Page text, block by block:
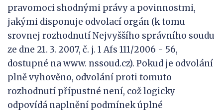
pravomoci shodnými právy a povinnostmi,
jakými disponuje odvolací orgán (k tomu
srovnej rozhodnutí Nejvyššího správního soudu
ze dne 21. 3. 2007, č. j. 1 Afs 111/2006 - 56,
dostupné na www. nssoud.cz). Pokud je odvolání
plně vyhověno, odvolání proti tomuto
rozhodnutí přípustné není, což logicky
odpovídá naplnění podmínek úplné